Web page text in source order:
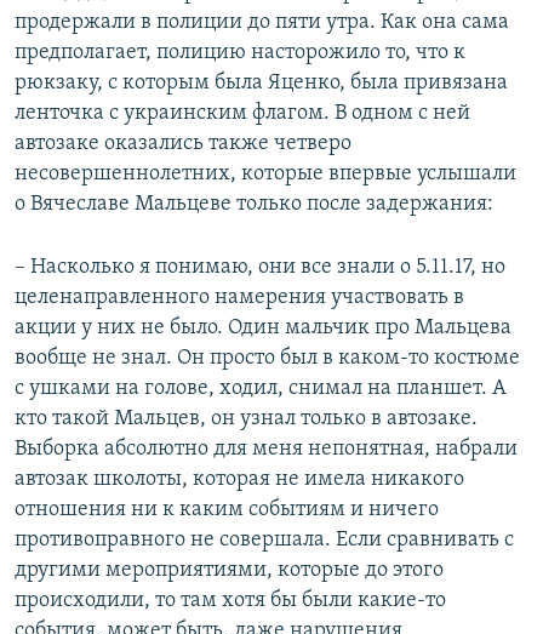
продержали в полиции до пяти утра. Как она сама
предполагает, полицию насторожило то, что к
рюкзаку, с которым была Яценко, была привязана
ленточка с украинским флагом. В одном с ней
автозаке оказались также четверо
несовершеннолетних, которые впервые услышали
о Вячеславе Мальцеве только после задержания:
– Насколько я понимаю, они все знали о 5.11.17, но
целенаправленного намерения участвовать в
акции у них не было. Один мальчик про Мальцева
вообще не знал. Он просто был в каком-то костюме
с ушками на голове, ходил, снимал на планшет. А
кто такой Мальцев, он узнал только в автозаке.
Выборка абсолютно для меня непонятная, набрали
автозак школоты, которая не имела никакого
отношения ни к каким событиям и ничего
противоправного не совершала. Если сравнивать с
другими мероприятиями, которые до этого
происходили, то там хотя бы были какие-то